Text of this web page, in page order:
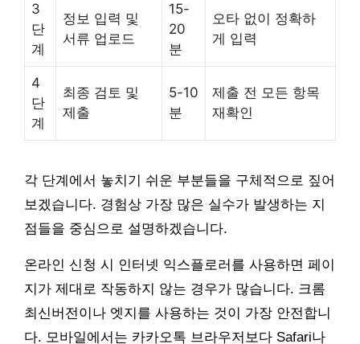
3
단
계
정보 입력 및
서류 업로드
15-
20
분
오타 없이 정확하
게 입력
4
단
계
최종 검토 및
제출
5-10
분
제출 전 모든 항목
재확인
각 단계에서 놓치기 쉬운 부분들을 구체적으로 짚어
보겠습니다. 경험상 가장 많은 실수가 발생하는 지
점들을 중심으로 설명하겠습니다.
온라인 신청 시 인터넷 익스플로러를 사용하면 페이
지가 제대로 작동하지 않는 경우가 많습니다. 크롬
최신버전이나 엣지를 사용하는 것이 가장 안전합니
다. 모바일에서는 카카오톡 브라우저보다 Safari나